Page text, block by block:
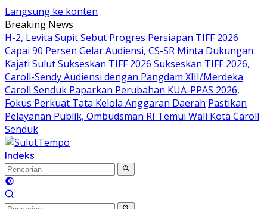
Langsung ke konten
Breaking News
H-2, Levita Supit Sebut Progres Persiapan TIFF 2026
Capai 90 Persen Gelar Audiensi, CS-SR Minta Dukungan
Kajati Sulut Sukseskan TIFF 2026 Sukseskan TIFF 2026,
Caroll-Sendy Audiensi dengan Pangdam XIII/Merdeka
Caroll Senduk Paparkan Perubahan KUA-PPAS 2026,
Fokus Perkuat Tata Kelola Anggaran Daerah Pastikan
Pelayanan Publik, Ombudsman RI Temui Wali Kota Caroll
Senduk
Indeks